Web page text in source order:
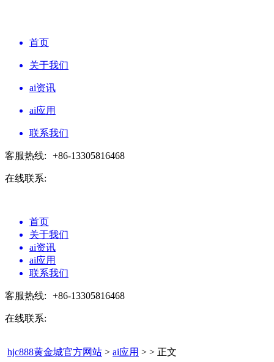
首页
关于我们
ai资讯
ai应用
联系我们
客服热线: +86-13305816468
在线联系:
首页
关于我们
ai资讯
ai应用
联系我们
客服热线: +86-13305816468
在线联系:
hjc888黄金城官方网站 > ai应用 > > 正文